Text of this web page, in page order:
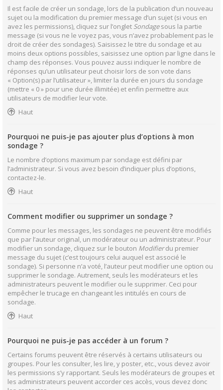
Il est facile de créer un sondage, lors de la publication d’un nouveau
sujet ou la modification du premier message d’un sujet (si vous en
avez les permissions), cliquez sur l’onglet Sondagesous la partie
message (si vous ne le voyez pas, vous n’avez probablement pas le
droit de créer des sondages). Saisissez le titre du sondage et au
moins deux options possibles, saisissez une option par ligne dans le
champ des réponses. Vous pouvez aussi indiquer le nombre de
réponses qu’un utilisateur peut choisir lors de son vote dans
« Option(s) par l’utilisateur », limiter la durée en jours du sondage
(mettre « 0 » pour une durée illimitée) et enfin permettre aux
utilisateurs de modifier leur vote.
Haut
Pourquoi ne puis-je pas ajouter plus d’options à mon
sondage ?
Le nombre d’options maximum par sondage est défini par
l’administrateur. Si vous avez besoin d’indiquer plus d’options,
contactez-le.
Haut
Comment modifier ou supprimer un sondage ?
Comme pour les messages, les sondages ne peuvent être modifiés
que par l’auteur original, un modérateur ou un administrateur. Pour
modifier un sondage, cliquez sur le bouton Modifierdu premier
message du sujet (c’est toujours celui auquel est associé le
sondage). Si personne n’a voté, l’auteur peut modifier une option ou
supprimer le sondage. Autrement, seuls les modérateurs et les
administrateurs peuvent le modifier ou le supprimer. Ceci pour
empêcher le trucage en changeant les intitulés en cours de
sondage.
Haut
Pourquoi ne puis-je pas accéder à un forum ?
Certains forums peuvent être réservés à certains utilisateurs ou
groupes. Pour les consulter, les lire, y poster, etc., vous devez avoir
les permissions s’y rapportant. Seuls les modérateurs de groupes et
les administrateurs peuvent accorder ces accès, vous devez donc